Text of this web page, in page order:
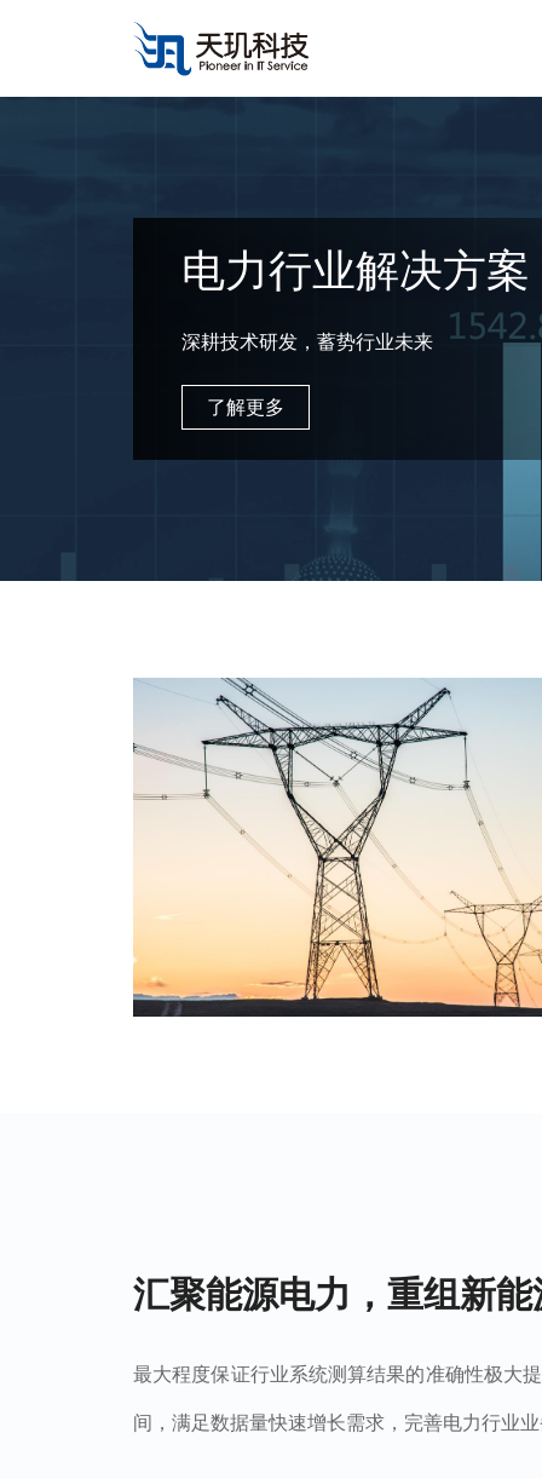
电力行业解决方案
深耕技术研发，蓄势行业未来
了解更多
汇聚能源电力，重组新能
最大程度保证行业系统测算结果的准确性极大
间，满足数据量快速增长需求，完善电力行业